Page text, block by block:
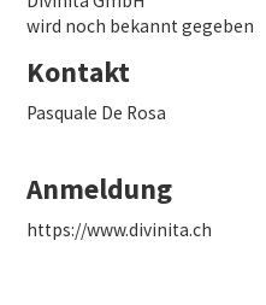
wird noch bekannt gegeben
Kontakt
Pasquale De Rosa
Anmeldung
https://www.divinita.ch